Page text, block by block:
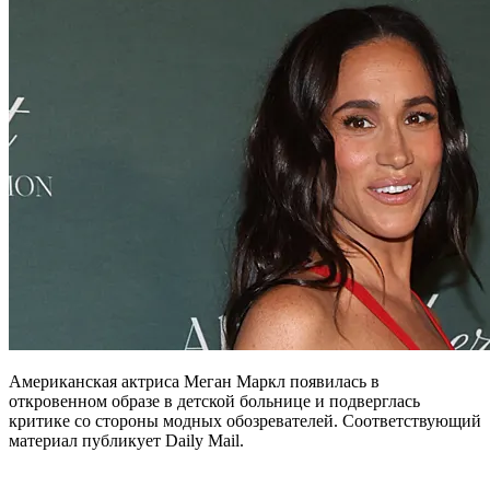
Американская актриса Меган Маркл появилась в
откровенном образе в детской больнице и подверглась
критике со стороны модных обозревателей. Соответствующий
материал публикует Daily Mail.